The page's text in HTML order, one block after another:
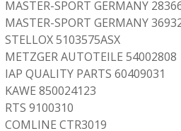
MASTER-SPORT GERMANY
MASTER-SPORT GERMANY
STELLOX 5103575ASX
METZGER AUTOTEILE 54002808
IAP QUALITY PARTS 60409031
KAWE 850024123
RTS 9100310
COMLINE CTR3019